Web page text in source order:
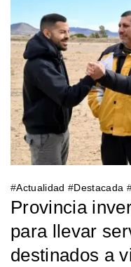
#Actualidad #Destacada
Provincia
para llevar
destinados a